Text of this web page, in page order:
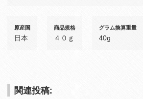
原産国
日本
商品規格
４０ｇ
グラム換算重量
40g
関連投稿: